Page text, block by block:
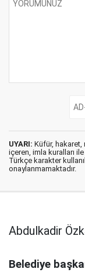
UYARI: Küfür, hakaret,
içeren, imla kuralları ile
Türkçe karakter
onaylanmamaktadır.
Abdulkadir
Belediye